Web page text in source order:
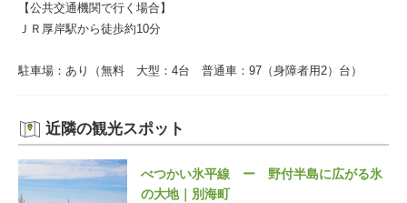
【公共交通機関で行く場合】
ＪＲ厚岸駅から徒歩約10分
駐車場：あり（無料 大型：4台 普通車：97（身障者用2）台）
近隣の観光スポット
べつかい氷平線 ー 野付半島に広がる氷
の大地｜別海町